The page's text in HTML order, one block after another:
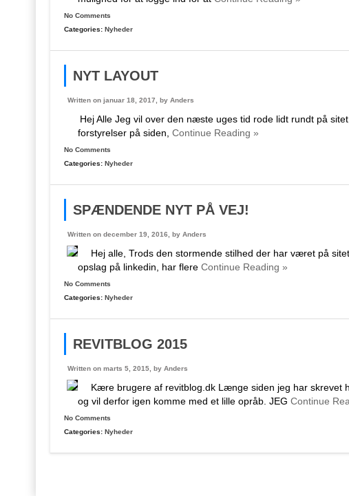
No Comments
Categories: Nyheder
NYT LAYOUT
Written on januar 18, 2017, by Anders
Hej Alle Jeg vil over den næste uges tid rode lidt rundt på
forstyrelser på siden, Continue Reading »
No Comments
Categories: Nyheder
SPÆNDENDE NYT PÅ VEJ!
Written on december 19, 2016, by Anders
Hej alle, Trods den stormende stilhed der har været på
opslag på linkedin, har flere Continue Reading »
No Comments
Categories: Nyheder
REVITBLOG 2015
Written on marts 5, 2015, by Anders
Kære brugere af revitblog.dk Længe siden jeg har skrevet
og vil derfor igen komme med et lille opråb. JEG Continue
No Comments
Categories: Nyheder